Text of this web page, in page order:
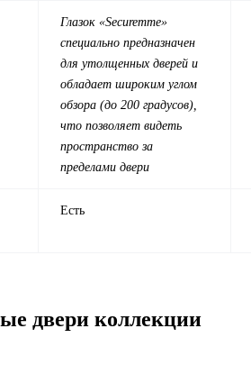
Глазок «Securemme»
специально предназначен
для утолщенных дверей и
обладает широким углом
обзора (до 200 градусов),
что позволяет видеть
пространство за
пределами двери
Есть
двери коллекции